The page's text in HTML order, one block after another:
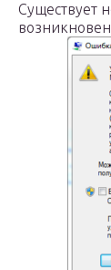
Существует